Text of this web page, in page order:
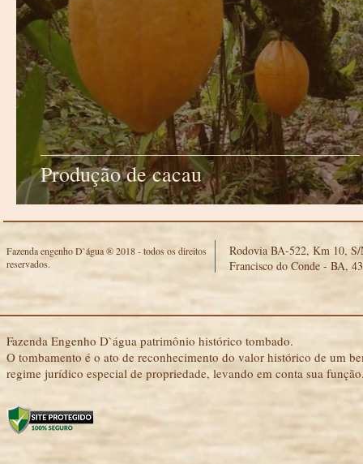
Produção de cacau
Fazenda engenho D`água ® 2018 - todos os direitos
reservados.
Rodovia BA-522, Km 10,
Francisco do Conde - BA,
Fazenda Engenho D`água patrimônio histórico tombado.
O tombamento é o ato de reconhecimento do valor histórico de um
regime jurídico especial de propriedade, levando em conta sua